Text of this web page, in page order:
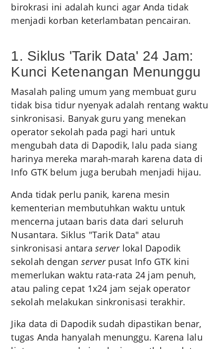
birokrasi ini adalah kunci agar Anda tidak
menjadi korban keterlambatan pencairan.
1. Siklus 'Tarik Data' 24 Jam:
Kunci Ketenangan Menunggu
Masalah paling umum yang membuat guru
tidak bisa tidur nyenyak adalah rentang waktu
sinkronisasi. Banyak guru yang menekan
operator sekolah pada pagi hari untuk
mengubah data di Dapodik, lalu pada siang
harinya mereka marah-marah karena data di
Info GTK belum juga berubah menjadi hijau.
Anda tidak perlu panik, karena mesin
kementerian membutuhkan waktu untuk
mencerna jutaan baris data dari seluruh
Nusantara. Siklus "Tarik Data" atau
sinkronisasi antaraserverlokal Dapodik
sekolah dengan serverpusat Info GTK kini
memerlukan waktu rata-rata 24 jam penuh,
atau paling cepat 1x24 jam sejak operator
sekolah melakukan sinkronisasi terakhir.
Jika data di Dapodik sudah dipastikan benar,
tugas Anda hanyalah menunggu. Karena lalu